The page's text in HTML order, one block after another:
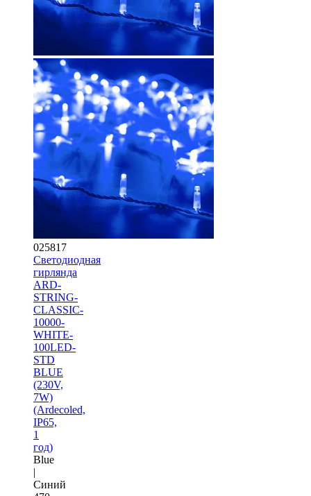
025817
Светодиодная
гирлянда
ARD-
STRING-
CLASSIC-
10000-
WHITE-
100LED-
STD
BLUE
(230V,
7W)
(Ardecoled,
IP65,
1
год)
Blue
|
Синий